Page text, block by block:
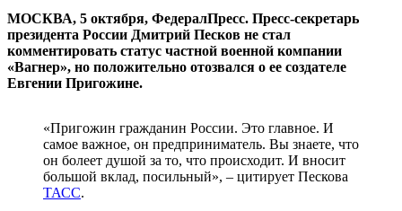
МОСКВА, 5 октября, ФедералПресс. Пресс-секретарь
президента России Дмитрий Песков не стал
комментировать статус частной военной компании
«Вагнер», но положительно отозвался о ее создателе
Евгении Пригожине.
«Пригожин гражданин России. Это главное. И
самое важное, он предприниматель. Вы знаете, что
он болеет душой за то, что происходит. И вносит
большой вклад, посильный», – цитирует Пескова
ТАСС.